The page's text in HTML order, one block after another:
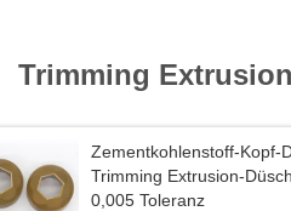
Trimming
Zementkohlenstoff-Kopf-
Trimming Extrusion-
0,005 Toleranz